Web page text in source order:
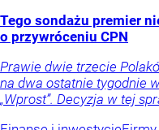
Tego sondażu premier
o przywróceniu CPN
Prawie dwie trzecie
na dwa ostatnie tygodnie
„Wprost”. Decyzja w tej